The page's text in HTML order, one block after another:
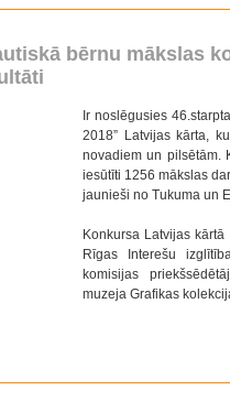
bērnu mākslas
Ir noslēgusies
2018” Latvijas kārta,
novadiem un pilsētām.
iesūtīti 1256 mākslas
jaunieši no Tukuma un
Konkursa Latvijas
Rīgas Interešu
komisijas
muzeja Grafikas